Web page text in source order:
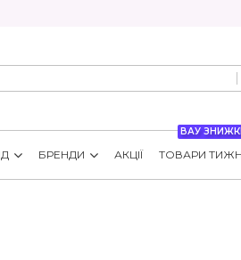
БРЕНДИ АКЦІЇ
ВАУ
ТОВАРИ